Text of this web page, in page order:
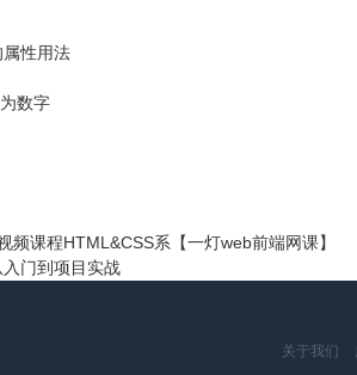
性用法
数字
频课程HTML&CSS系【一灯web前端网课】
门到项目实战
关于我们